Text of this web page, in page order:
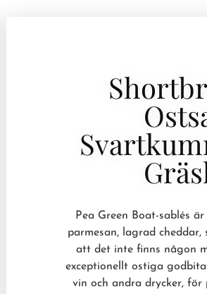
Pea Green Boat-sablés
parmesan, lagrad
att det inte finns någon
exceptionellt ostiga
vin och andra drycker, för